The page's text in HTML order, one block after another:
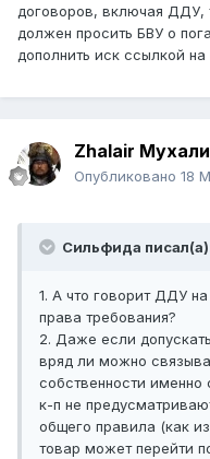
договоров, включая ДДУ,
должен просить БВУ о
дополнить иск ссылкой на
Zhalair Мухали
Опубликовано 18
Сильфида
1. А что говорит ДДУ
права требования?
2. Даже если
вряд ли можно
собственности
к-п не
общего правила (как
товар может перейти